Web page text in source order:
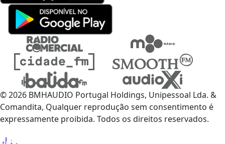
© 2026 BMHAUDIO Portugal Holdings, Unipessoal Lda. &
Comandita, Qualquer reprodução sem consentimento é
expressamente proibida. Todos os direitos reservados.